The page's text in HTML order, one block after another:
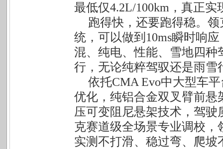
最低仅4.2L/100km，真正
跑得快，还要跑得稳。
统，可以做到10ms瞬时响
混、纯电、性能、雪地四
行，无论纯粹驾驭还是雨雪
依托CMA Evo中大型车
优化，纯铝合金双叉臂前
压可变阻尼悬架技术，驾
克赛道级全场景专业调校，
实测不打滑、稳过弯、爬